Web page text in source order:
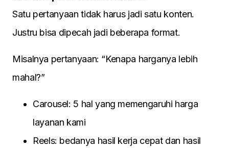
Satu pertanyaan tidak harus jadi satu konten.
Justru bisa dipecah jadi beberapa format.
Misalnya pertanyaan: “Kenapa harganya lebih
mahal?”
Carousel: 5 hal yang memengaruhi harga
layanan kami
Reels: bedanya hasil kerja cepat dan hasil